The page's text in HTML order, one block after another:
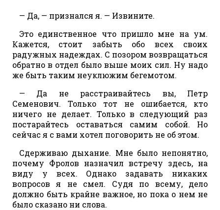
— Да, — признался я. — Извините.
Это единственное что пришло мне на ум.
Кажется, стоит забыть обо всех своих
радужных надеждах. С позором возвращаться
обратно в отдел было выше моих сил. Ну надо
же быть таким неуклюжим бегемотом.
— Да не расстраивайтесь вы, Петр
Семенович. Только тот не ошибается, кто
ничего не делает. Только в следующий раз
постарайтесь оставаться самим собой. Но
сейчас я с вами хотел поговорить не об этом.
Сдерживаю дыхание. Мне было непонятно,
почему Фролов назначил встречу здесь, на
виду у всех. Однако задавать никаких
вопросов я не смел. Судя по всему, дело
должно быть крайне важное, но пока о нем не
было сказано ни слова.